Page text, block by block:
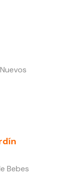
Bebes